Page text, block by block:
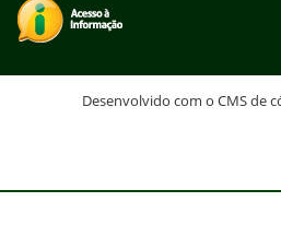
Desenvolvido com o CMS de